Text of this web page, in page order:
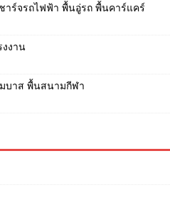
าร์จรถไฟฟ้า พื้นอู่รถ พื้นคาร์แคร์
งาน
บาส พื้นสนามกีฬา